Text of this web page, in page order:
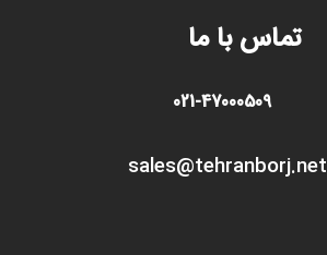
تماس با ما
021-47000509
sales@tehranborj.net